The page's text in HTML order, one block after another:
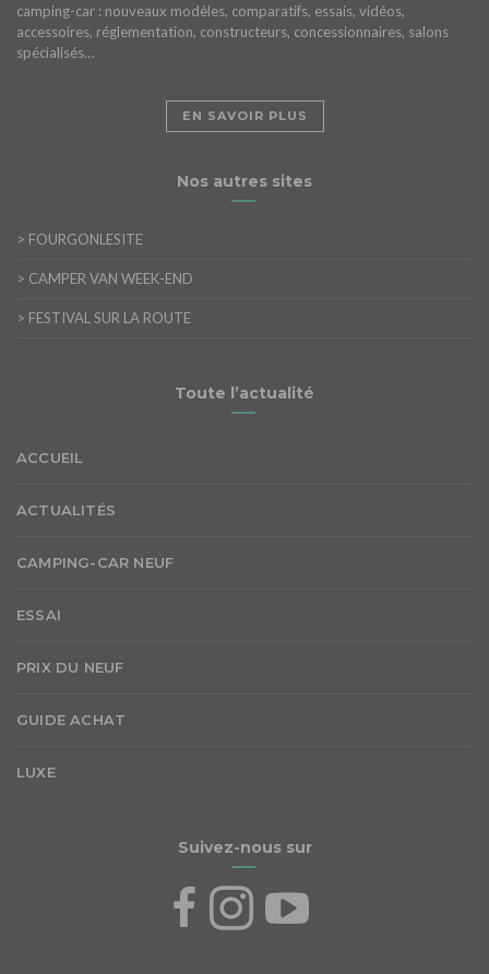
camping-car : nouveaux modèles, comparatifs, essais, vidéos,
accessoires, réglementation, constructeurs, concessionnaires, salons
spécialisés…
EN SAVOIR PLUS
Nos autres sites
> FOURGONLESITE
> CAMPER VAN WEEK-END
> FESTIVAL SUR LA ROUTE
Toute l’actualité
ACCUEIL
ACTUALITÉS
CAMPING-CAR NEUF
ESSAI
PRIX DU NEUF
GUIDE ACHAT
LUXE
Suivez-nous sur